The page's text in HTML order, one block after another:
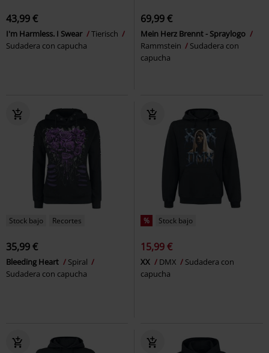
43,99 €
I'm Harmless. I Swear
Tierisch
Sudadera con capucha
69,99 €
Mein Herz Brennt - Spraylogo
Rammstein
Sudadera con
capucha
Stock bajo Recortes
35,99 €
Bleeding Heart
Spiral
Sudadera con capucha
% Stock bajo
15,99 €
XX DMX
Sudadera con
capucha